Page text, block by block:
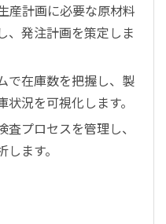
産計画に必要な原材料
、発注計画を策定しま
で在庫数を把握し、製
況を可視化します。
プロセスを管理し、
ます。